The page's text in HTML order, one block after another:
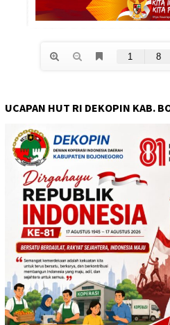
UCAPAN HUT RI DEKOPIN KAB.